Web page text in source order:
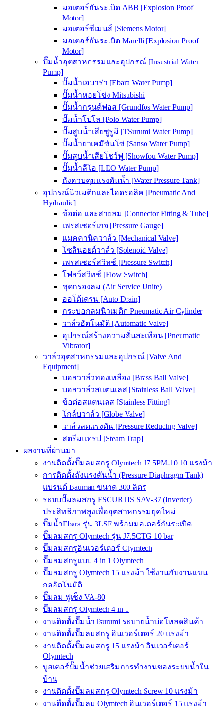
มอเตอร์กันระเบิด ABB [Explosion Proof
Motor]
มอเตอร์ซีเมนส์ [Siemens Motor]
มอเตอร์กันระเบิด Marelli [Explosion Proof
Motor]
ปั๊มน้ำอุตสาหกรรมและอุปกรณ์ [Insustrial Water
Pump]
ปั๊มน้ำเอบาร่า [Ebara Water Pump]
ปั๊มน้ำหอยโข่ง Mitsubishi
ปั๊มน้ำกรุนด์ฟอส [Grundfos Water Pump]
ปั๊มน้ำโปโล [Polo Water Pump]
ปั๊มสูบน้ำเสียซูรูมิ [TSurumi Water Pump]
ปั๊มน้ำยาเคมีซันโซ่ [Sanso Water Pump]
ปั๊มสูบน้ำเสียโชว์ฟู [Showfou Water Pump]
ปั๊มน้ำลีโอ [LEO Water Pump]
ถังควบคุมแรงดันน้ำ [Water Pressure Tank]
อุปกรณ์นิวเมติกและไฮดรอลิค [Pneumatic And
Hydraulic]
ข้อต่อ และสายลม [Connector Fitting & Tube]
เพรสเชอร์เกจ [Pressure Gauge]
แมคคานิควาล์ว [Mechanical Valve]
โซลินอยด์วาล์ว [Solenoid Valve]
เพรสเชอร์สวิทช์ [Pressure Switch]
โฟลว์สวิทช์ [Flow Switch]
ชุดกรองลม (Air Service Unite)
ออโต้เดรน [Auto Drain]
กระบอกลมนิวเมติก Pneumatic Air Cylinder
วาล์วอัตโนมัติ [Automatic Valve]
อุปกรณ์สร้างความสั่นสะเทือน [Pneumatic
Vibrator]
วาล์วอุตสาหกรรมและอุปกรณ์ [Valve And
Equipment]
บอลวาล์วทองเหลือง [Brass Ball Valve]
บอลวาล์วสแตนเลส [Stainless Ball Valve]
ข้อต่อสแตนเลส [Stainless Fitting]
โกล์บวาล์ว [Globe Valve]
วาล์วลดแรงดัน [Pressure Reducing Valve]
สตรีมแทรป [Steam Trap]
ผลงานที่ผ่านมา
งานติดตั้งปั๊มลมสกรู Olymtech J7.5PM-10 10 แรงม้า
การติดตั้งถังแรงดันน้ำ (Pressure Diaphragm Tank)
แบรนด์ Bauman ขนาด 300 ลิตร
ระบบปั๊มลมสกรู FSCURTIS SAV-37 (Inverter)
ประสิทธิภาพสูงเพื่ออุตสาหกรรมยุคใหม่
ปั๊มน้ำEbara รุ่น 3LSF พร้อมมอเตอร์กันระเบิด
ปั๊มลมสกรู Olymtech รุ่น J7.5CTG 10 bar
ปั๊มลมสกรูอินเวอร์เตอร์ Olymtech
ปั๊มลมสกรูแบบ 4 in 1 Olymtech
ปั๊มลมสกรู Olymtech 15 แรงม้า ใช้งานกับงานแขน
กลอัตโนมัติ
ปั๊มลม ฟูเช็ง VA-80
ปั๊มลมสกรู Olymtech 4 in 1
งานติดตั้งปั๊มน้ำTsurumi ระบายน้ำบ่อโหลดสินค้า
งานติดตั้งปั๊มลมสกรู อินเวอร์เตอร์ 20 แรงม้า
งานติดตั้งปั๊มลมสกรู 15 แรงม้า อินเวอร์เตอร์
Olymtech
บูสเตอร์ปั๊มน้ำช่วยเสริมการทำงานของระบบน้ำใน
บ้าน
งานติดตั้งปั๊มลมสกรู Olymtech Screw 10 แรงม้า
งานตืดตั้งปั๊มลม Olymtech อินเวอร์เตอร์ 15 แรงม้า